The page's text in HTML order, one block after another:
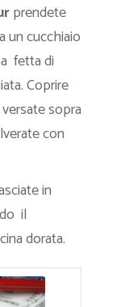
prendete
un cucchiaio
fetta di
Coprire
sopra
con
in
il
dorata.